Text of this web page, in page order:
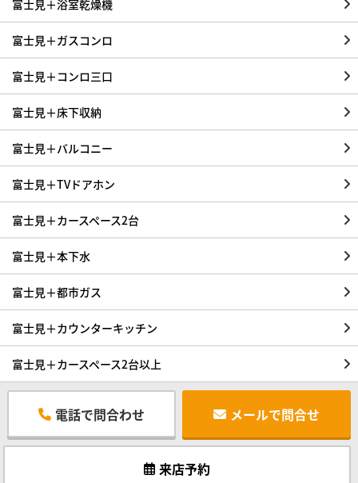
富士見＋浴室乾燥機
富士見＋ガスコンロ
富士見＋コンロ三口
富士見＋床下収納
富士見＋バルコニー
富士見＋TVドアホン
富士見＋カースペース2台
富士見＋本下水
富士見＋都市ガス
富士見＋カウンターキッチン
富士見＋カースペース2台以上
電話で問合わせ メールで問合せ
来店予約